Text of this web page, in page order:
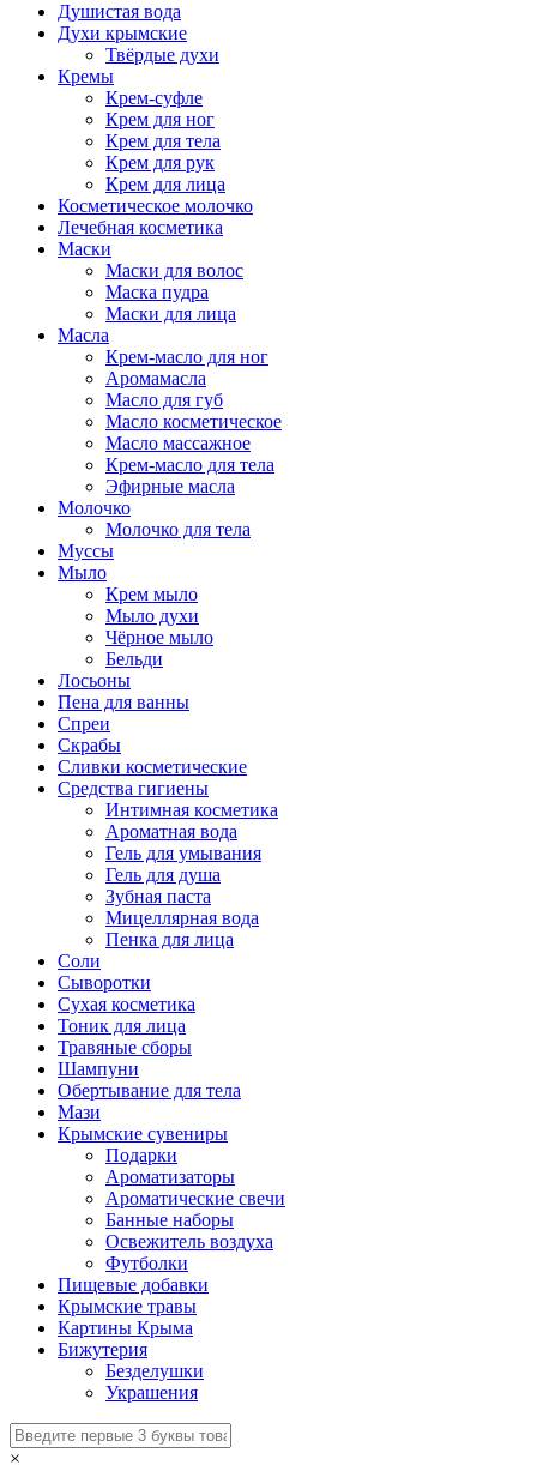
Душистая вода
Духи крымские
Твёрдые духи
Кремы
Крем-суфле
Крем для ног
Крем для тела
Крем для рук
Крем для лица
Косметическое молочко
Лечебная косметика
Маски
Маски для волос
Маска пудра
Маски для лица
Масла
Крем-масло для ног
Аромамасла
Масло для губ
Масло косметическое
Масло массажное
Крем-масло для тела
Эфирные масла
Молочко
Молочко для тела
Муссы
Мыло
Крем мыло
Мыло духи
Чёрное мыло
Бельди
Лосьоны
Пена для ванны
Спреи
Скрабы
Сливки косметические
Средства гигиены
Интимная косметика
Ароматная вода
Гель для умывания
Гель для душа
Зубная паста
Мицеллярная вода
Пенка для лица
Соли
Сыворотки
Сухая косметика
Тоник для лица
Травяные сборы
Шампуни
Обертывание для тела
Мази
Крымские сувениры
Подарки
Ароматизаторы
Ароматические свечи
Банные наборы
Освежитель воздуха
Футболки
Пищевые добавки
Крымские травы
Картины Крыма
Бижутерия
Безделушки
Украшения
×